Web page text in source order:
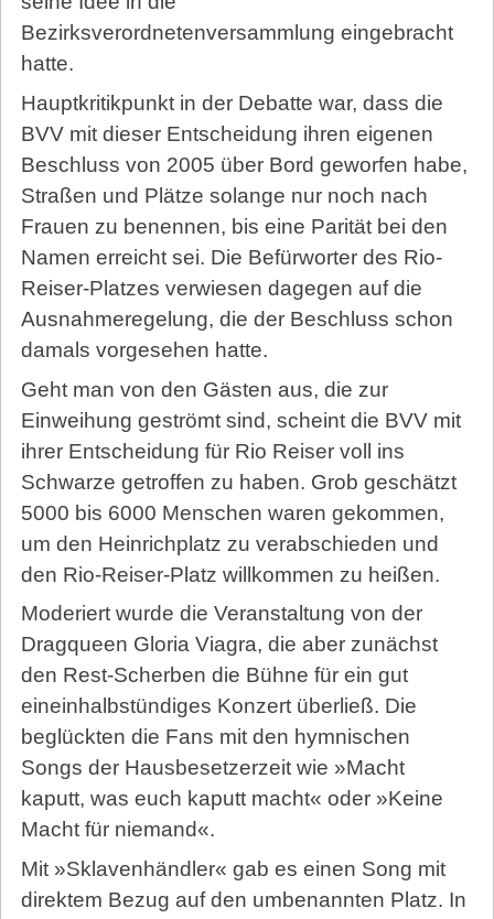
Bezirksverordnetenversammlung eingebracht
hatte.
Hauptkritikpunkt in der Debatte war, dass die
BVV mit dieser Entscheidung ihren eigenen
Beschluss von 2005 über Bord geworfen habe,
Straßen und Plätze solange nur noch nach
Frauen zu benennen, bis eine Parität bei den
Namen erreicht sei. Die Befürworter des Rio-
Reiser-Platzes verwiesen dagegen auf die
Ausnahmeregelung, die der Beschluss schon
damals vorgesehen hatte.
Geht man von den Gäs­ten aus, die zur
Einweihung geströmt sind, scheint die BVV mit
ihrer Entscheidung für Rio Reiser voll ins
Schwarze getroffen zu haben. Grob geschätzt
5000 bis 6000 Menschen waren gekommen,
um den Heinrichplatz zu verabschieden und
den Rio-Reiser-Platz willkommen zu heißen.
Moderiert wurde die Veranstaltung von der
Dragqueen Gloria Viagra, die aber zunächst
den Rest-Scherben die Bühne für ein gut
eineinhalbstündiges Konzert überließ. Die
beglückten die Fans mit den hymnischen
Songs der Hausbesetzerzeit wie »Macht
kaputt, was euch kaputt macht« oder »Keine
Macht für niemand«.
Mit »Sklavenhändler« gab es einen Song mit
direktem Bezug auf den umbenannten Platz. In